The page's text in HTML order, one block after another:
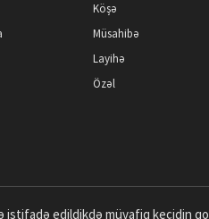
Köşə
Müsahibə
Layihə
Özəl
edildikdə müvafiq keçidin